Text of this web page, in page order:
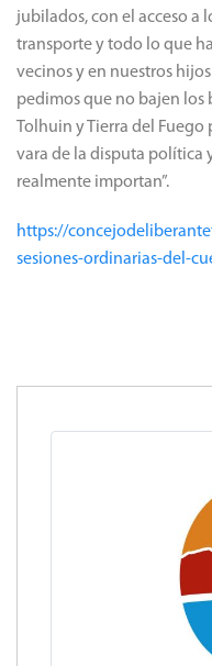
jubilados, con el acceso a
transporte y todo lo que
vecinos y en nuestros
pedimos que no bajen los
Tolhuin y Tierra del Fuego
vara de la disputa política
realmente importan”.
https://
sesiones-ordinarias-del-